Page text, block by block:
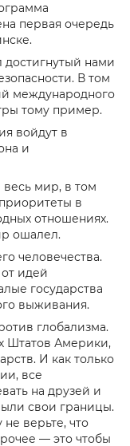
первая очередь
нами
В том
международного
тому пример.
войдут в
и
мир, в том
в
отношениях.
ошалел.
человечества.
идей
государства
выживания.
глобализма.
Штатов Америки,
И как только
все
на друзей и
свои границы.
верьте, что
— это чтобы